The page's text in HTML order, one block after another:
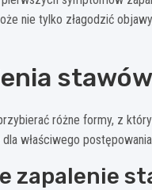
nie tylko złagodzić
różne formy, z
właściwego
zapalenie